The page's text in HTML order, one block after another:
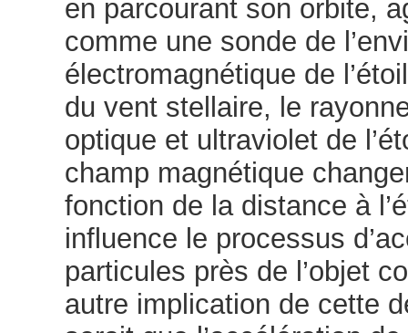
en parcourant son orbite,
comme une sonde de
électromagnétique de
du vent stellaire, le
optique et ultraviolet de
champ magnétique
fonction de la distance à
influence le processus
particules près de l’objet
autre implication de cette